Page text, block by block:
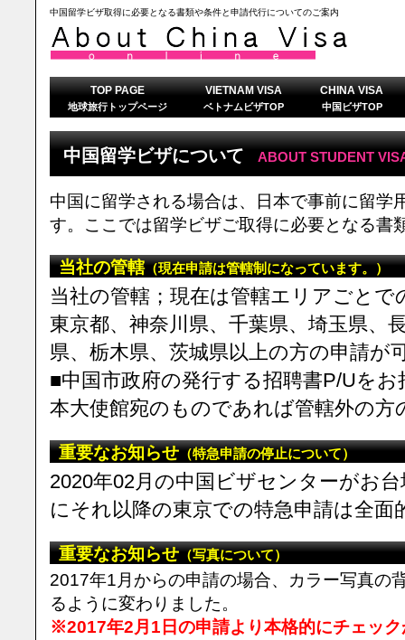
中国留学ビザ取得に必要となる書類や条件と申請代行についてのご案内
中国留学ビザについて ABOUT STUDENT
中国に留学される場合は、日本で事前に留学
す。ここでは留学ビザご取得に必要となる書
当社の管轄（現在申請は管轄制になっています。）
当社の管轄；現在は管轄エリアごとで
東京都、神奈川県、千葉県、埼玉県、
県、栃木県、茨城県以上の方の申請が
■中国市政府の発行する招聘書P/Uを
本大使館宛のものであれば管轄外の方
重要なお知らせ （特急申請の停止について）
2020年02月の中国ビザセンターがお
にそれ以降の東京での特急申請は全
重要なお知らせ （写真について）
2017年1月からの申請の場合、カラー写真の
るように変わりました。
※2017年2月1日の申請より本格的にチェッ
TOP PAGE
地球旅行トップページ
VIETNAM VISA
ベトナムビザTOP
CHINA VISA
中国ビザTOP